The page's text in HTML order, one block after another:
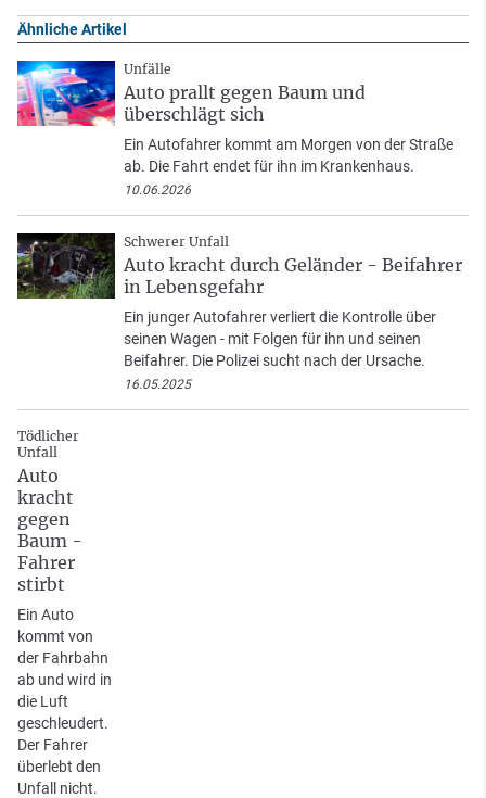
Ähnliche Artikel
Unfälle
Auto prallt gegen Baum und
überschlägt sich
Ein Autofahrer kommt am Morgen von der Straße
ab. Die Fahrt endet für ihn im Krankenhaus.
10.06.2026
Schwerer Unfall
Auto kracht durch Geländer - Beifahrer
in Lebensgefahr
Ein junger Autofahrer verliert die Kontrolle über
seinen Wagen - mit Folgen für ihn und seinen
Beifahrer. Die Polizei sucht nach der Ursache.
16.05.2025
Tödlicher
Unfall
Auto
kracht
gegen
Baum -
Fahrer
stirbt
Ein Auto
kommt von
der Fahrbahn
ab und wird in
die Luft
geschleudert.
Der Fahrer
überlebt den
Unfall nicht.